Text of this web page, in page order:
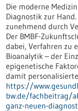
Die moderne
Diagnostik zur
zunehmend durch
Der BMBF-
dabei, Verfahren zu
Bioanalytik – der
epigenetische
damit
https://
bw.de/fachbeitrag/
ganz-neuen-